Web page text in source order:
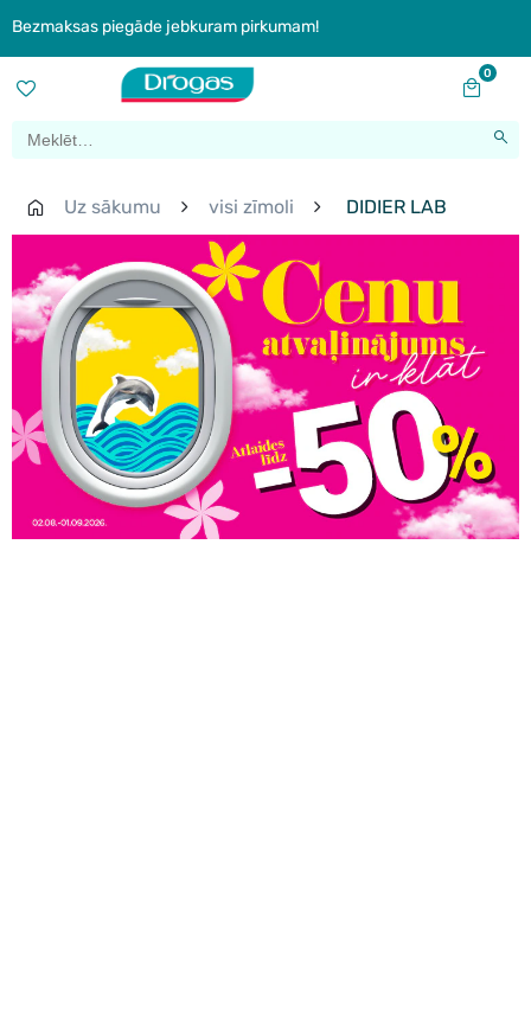
Bezmaksas piegāde jebkuram pirkumam!
0
Uz sākumu visi zīmoli DIDIER LAB